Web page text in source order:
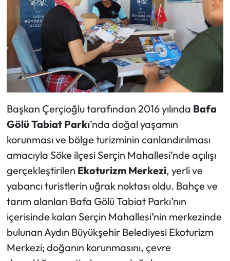
Başkan Çerçioğlu tarafından 2016 yılında Bafa
Gölü Tabiat Parkı’nda doğal yaşamın
korunması ve bölge turizminin canlandırılması
amacıyla Söke ilçesi Serçin Mahallesi’nde açılışı
gerçekleştirilen Ekoturizm Merkezi, yerli ve
yabancı turistlerin uğrak noktası oldu. Bahçe ve
tarım alanları Bafa Gölü Tabiat Parkı’nın
içerisinde kalan Serçin Mahallesi’nin merkezinde
bulunan Aydın Büyükşehir Belediyesi Ekoturizm
Merkezi; doğanın korunmasını, çevre